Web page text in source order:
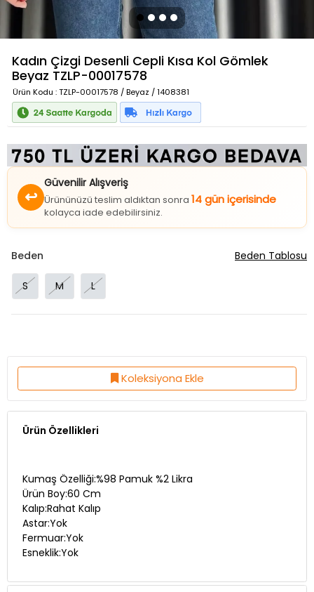
Kadın Çizgi Desenli Cepli Kısa Kol Gömlek
Beyaz TZLP-00017578
Ürün Kodu : TZLP-00017578 / Beyaz / 1408381
↩
Güvenilir Alışveriş
Ürününüzü teslim aldıktan sonra 14 gün içerisinde
kolayca iade edebilirsiniz.
Beden
S M L
Beden Tablosu
Koleksiyona Ekle
Ürün Özellikleri
Kumaş Özelliği:%98 Pamuk %2 Likra
Ürün Boy:60 Cm
Kalıp:Rahat Kalıp
Astar:Yok
Fermuar:Yok
Esneklik:Yok